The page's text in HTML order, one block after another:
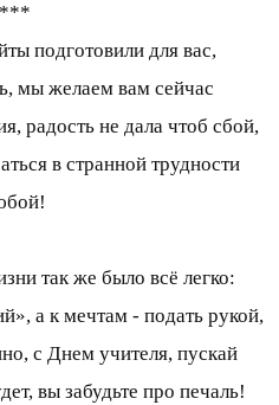
***
подготовили для вас,
мы желаем вам сейчас
радость не дала чтоб сбой,
в странной трудности
так же было всё легко:
а к мечтам - подать рукой,
с Днем учителя, пускай
вы забудьте про печаль!